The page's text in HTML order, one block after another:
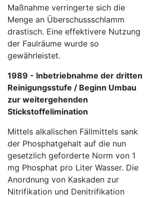
Maßnahme verringerte sich die
Menge an Überschussschlamm
drastisch. Eine effektivere Nutzung
der Faulräume wurde so
gewährleistet.
1989 - Inbetriebnahme der dritten
Reinigungsstufe / Beginn Umbau
zur weitergehenden
Stickstoffelimination
Mittels alkalischen Fällmittels sank
der Phosphatgehalt auf die nun
gesetzlich geforderte Norm von 1
mg Phosphat pro Liter Wasser. Die
Anordnung von Kaskaden zur
Nitrifikation und Denitrifikation